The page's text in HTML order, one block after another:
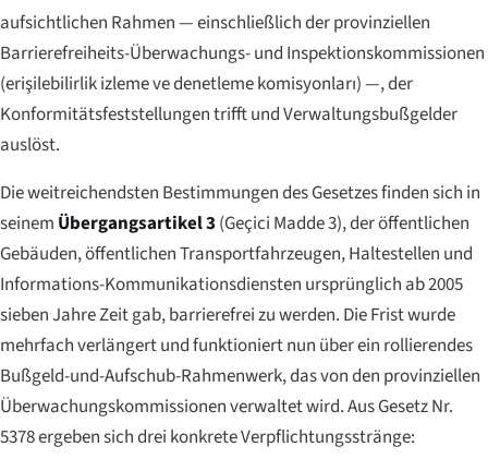
aufsichtlichen Rahmen — einschließlich der provinziellen
Barrierefreiheits-Überwachungs- und Inspektionskommissionen
(erişilebilirlik izleme ve denetleme komisyonları) —, der
Konformitätsfeststellungen trifft und Verwaltungsbußgelder
auslöst.
Die weitreichendsten Bestimmungen des Gesetzes finden sich in
seinem Übergangsartikel 3 (Geçici Madde 3), der öffentlichen
Gebäuden, öffentlichen Transportfahrzeugen, Haltestellen und
Informations-Kommunikationsdiensten ursprünglich ab 2005
sieben Jahre Zeit gab, barrierefrei zu werden. Die Frist wurde
mehrfach verlängert und funktioniert nun über ein rollierendes
Bußgeld-und-Aufschub-Rahmenwerk, das von den provinziellen
Überwachungskommissionen verwaltet wird. Aus Gesetz Nr.
5378 ergeben sich drei konkrete Verpflichtungsstränge: